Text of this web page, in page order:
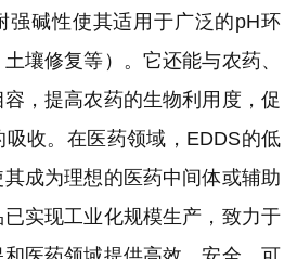
强碱性使其适用于广泛的pH环
壤修复等）。它还能与农药、
，提高农药的生物利用度，促
收。在医药领域，EDDS的低
成为理想的医药中间体或辅助
实现工业化规模生产，致力于